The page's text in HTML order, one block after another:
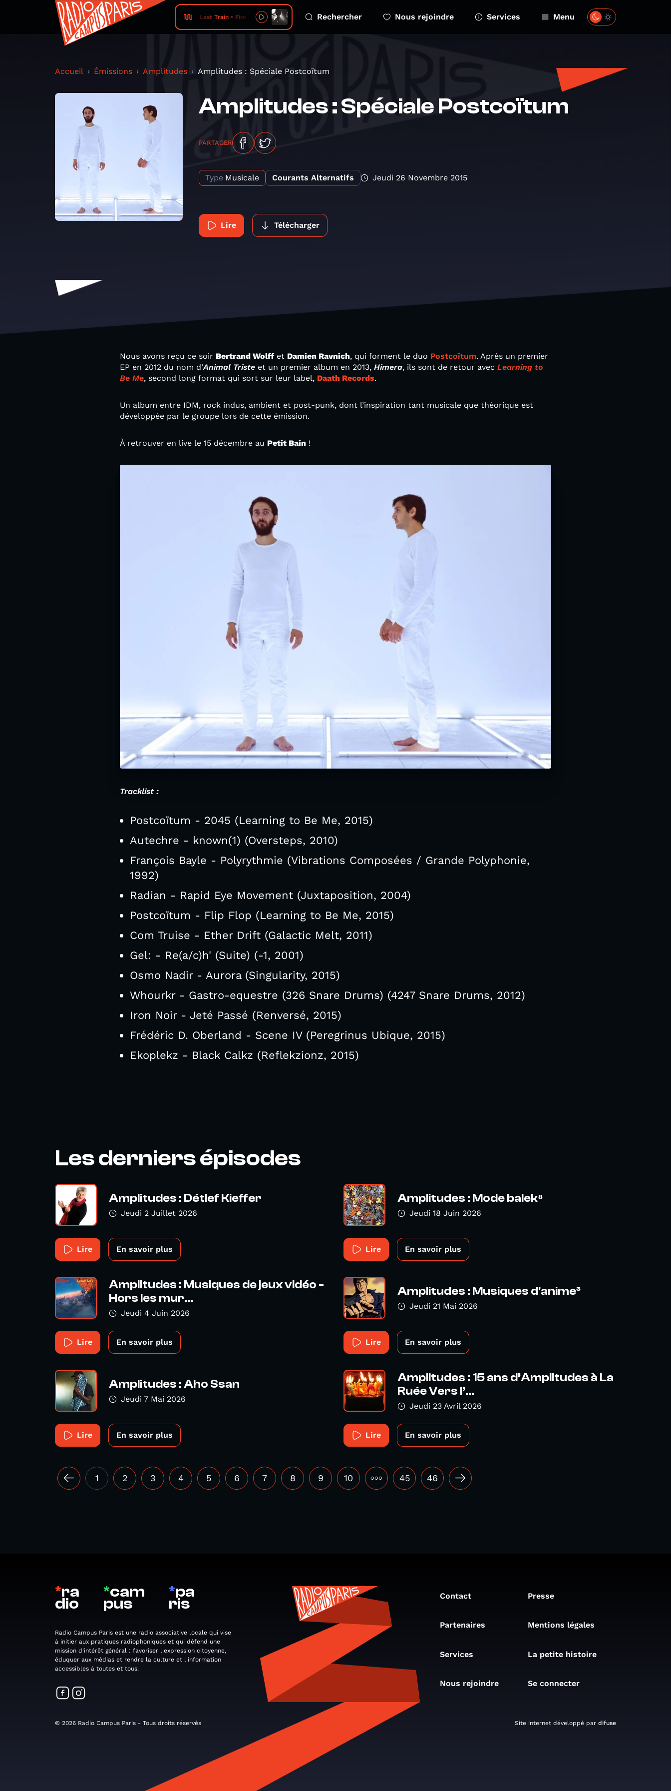
Last Train • Fire Rechercher Nous rejoindre Services Menu
Accueil Émissions Amplitudes Amplitudes : Spéciale Postcoïtum
Amplitudes : Spéciale Postcoïtum
PARTAGER
Type Musicale Courants Alternatifs Jeudi 26 Novembre 2015
Lire Télécharger
Nous avons reçu ce soir Bertrand Wolffet Damien Ravnich, qui forment le duo Postcoïtum. Après un premier
EP en 2012 du nom d’Animal Triste et un premier album en 2013, Himera, ils sont de retour avec Learning to
Be Me, second long format qui sort sur leur label, Daath Records.
Un album entre IDM, rock indus, ambient et post-punk, dont l’inspiration tant musicale que théorique est
développée par le groupe lors de cette émission.
À retrouver en live le 15 décembre au Petit Bain !
Tracklist :
Postcoïtum - 2045 (Learning to Be Me, 2015)
Autechre - known(1) (Oversteps, 2010)
François Bayle - Polyrythmie (Vibrations Composées / Grande Polyphonie,
1992)
Radian - Rapid Eye Movement (Juxtaposition, 2004)
Postcoïtum - Flip Flop (Learning to Be Me, 2015)
Com Truise - Ether Drift (Galactic Melt, 2011)
Gel: - Re(a/c)h' (Suite) (-1, 2001)
Osmo Nadir - Aurora (Singularity, 2015)
Whourkr - Gastro-equestre (326 Snare Drums) (4247 Snare Drums, 2012)
Iron Noir - Jeté Passé (Renversé, 2015)
Frédéric D. Oberland - Scene IV (Peregrinus Ubique, 2015)
Ekoplekz - Black Calkz (Reflekzionz, 2015)
Les derniers épisodes
Amplitudes : Détlef Kieffer
Jeudi 2 Juillet 2026
Lire En savoir plus
Amplitudes : Mode balek⁸
Jeudi 18 Juin 2026
Lire En savoir plus
Amplitudes : Musiques de jeux vidéo -
Hors les mur...
Jeudi 4 Juin 2026
Lire En savoir plus
Amplitudes : Musiques d'anime³
Jeudi 21 Mai 2026
Lire En savoir plus
Amplitudes : Aho Ssan
Jeudi 7 Mai 2026
Lire En savoir plus
Amplitudes : 15 ans d’Amplitudes à La
Ruée Vers l’...
Jeudi 23 Avril 2026
Lire En savoir plus
1 2 3 4 5 6 7 8 9 10 ••• 45 46
*ra
dio
*cam
pus
*pa
ris
Radio Campus Paris est une radio associative locale qui vise
à initier aux pratiques radiophoniques et qui défend une
mission d'intérêt général : favoriser l'expression citoyenne,
éduquer aux médias et rendre la culture et l'information
accessibles à toutes et tous.
Contact Presse
Partenaires Mentions légales
Services La petite histoire
Nous rejoindre Se connecter
© 2026 Radio Campus Paris - Tous droits réservés Site internet développé par difuse